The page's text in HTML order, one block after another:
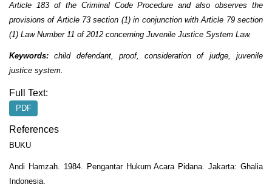
Article 183 of the Criminal Code Procedure and also observes the
provisions of Article 73 section (1) in conjunction with Article 79 section
(1) Law Number 11 of 2012 concerning Juvenile Justice System Law.
Keywords:child defendant, proof, consideration of judge, juvenile
justice system.
Full Text:
PDF
References
BUKU
Andi Hamzah. 1984. Pengantar Hukum Acara Pidana. Jakarta: Ghalia
Indonesia.